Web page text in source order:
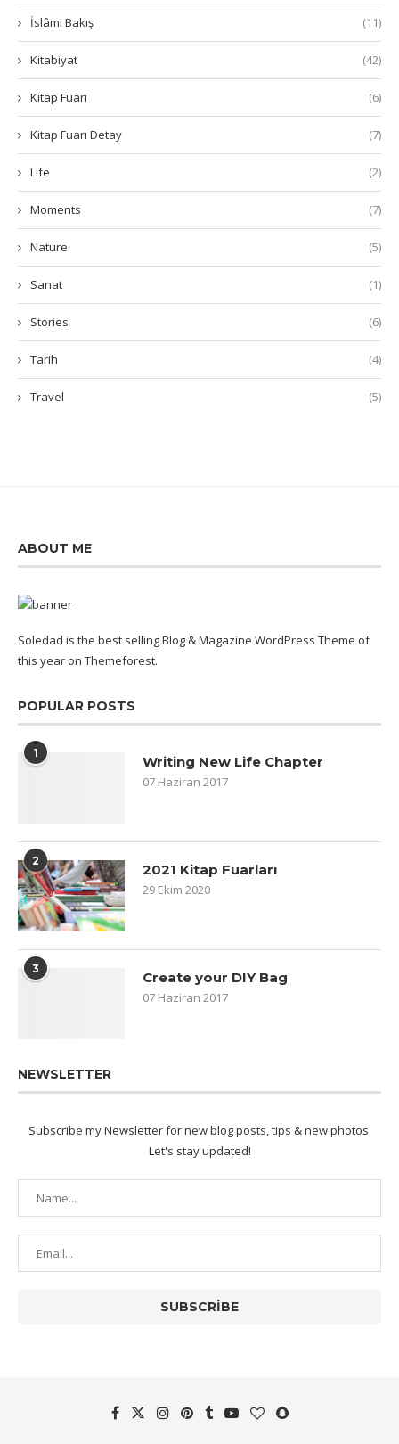
İslâmi Bakış (11)
Kitabiyat (42)
Kitap Fuarı (6)
Kitap Fuarı Detay (7)
Life (2)
Moments (7)
Nature (5)
Sanat (1)
Stories (6)
Tarih (4)
Travel (5)
ABOUT ME
Soledad is the best selling Blog & Magazine WordPress Theme of
this year on Themeforest.
POPULAR POSTS
1 Writing New Life Chapter
07 Haziran 2017
2 2021 Kitap Fuarları
29 Ekim 2020
3 Create your DIY Bag
07 Haziran 2017
NEWSLETTER
Subscribe my Newsletter for new blog posts, tips & new photos.
Let's stay updated!